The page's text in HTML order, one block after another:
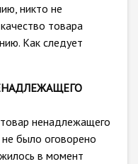
никто не
товара
Как следует
ненадлежащего
не было оговорено
в момент